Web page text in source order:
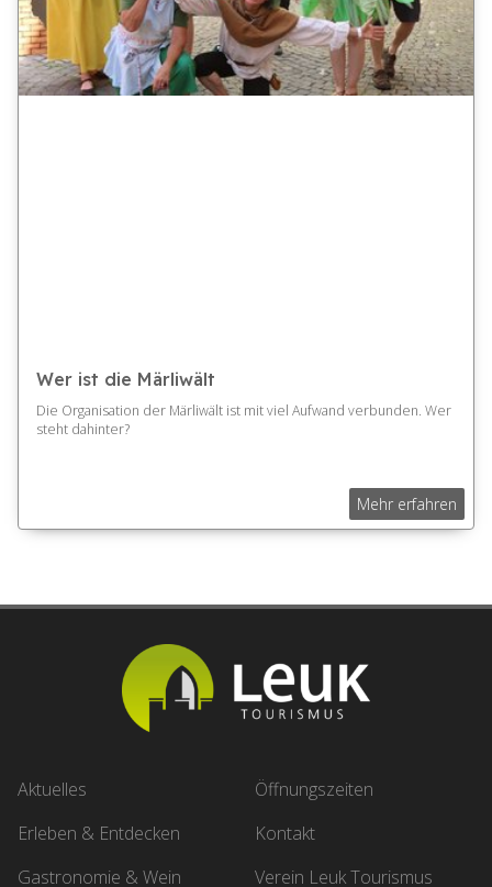
Wer ist die Märliwält
Die Organisation der Märliwält ist mit viel Aufwand verbunden. Wer
steht dahinter?
Mehr erfahren
Aktuelles
Erleben & Entdecken
Gastronomie & Wein
Öffnungszeiten
Kontakt
Verein Leuk Tourismus